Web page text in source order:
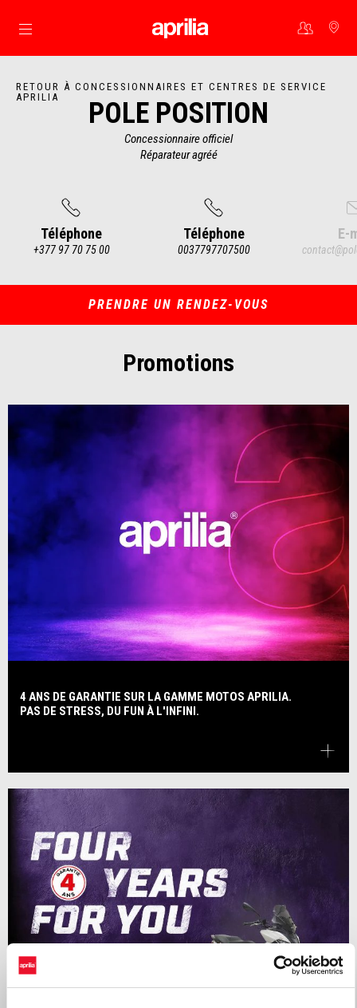
Aller au contenu principal
RETOUR À CONCESSIONNAIRES ET CENTRES DE SERVICE
APRILIA
POLE POSITION
Concessionnaire officiel
Réparateur agréé
Téléphone
+377 97 70 75 00
Téléphone
0037797707500
E-
of
PRENDRE UN RENDEZ-VOUS
Promotions
4 ANS DE GARANTIE SUR LA GAMME MOTOS APRILIA.
PAS DE STRESS, DU FUN À L'INFINI.